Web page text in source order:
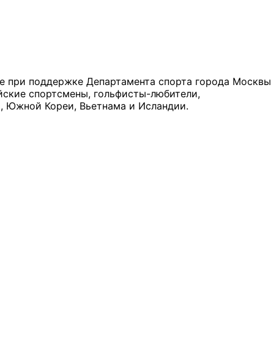
при поддержке Департамента спорта города Москвы
спортсмены, гольфисты-любители,
Южной Кореи, Вьетнама и Исландии.